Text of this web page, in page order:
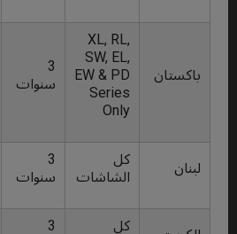
باكستان
XL, RL,
SW, EL,
EW & PD
Series
Only
3
سنوات
لبنان
كل
الشاشات
3
سنوات
كل
3